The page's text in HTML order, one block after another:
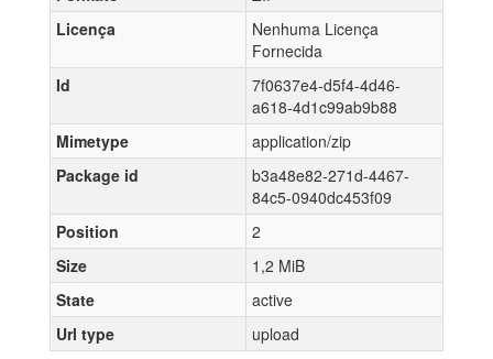
Licença
Nenhuma Licença
Fornecida
Id
7f0637e4-d5f4-4d46-
a618-4d1c99ab9b88
Mimetype
application/zip
Package id
b3a48e82-271d-4467-
84c5-0940dc453f09
Position
2
Size
1,2 MiB
State
active
Url type
upload